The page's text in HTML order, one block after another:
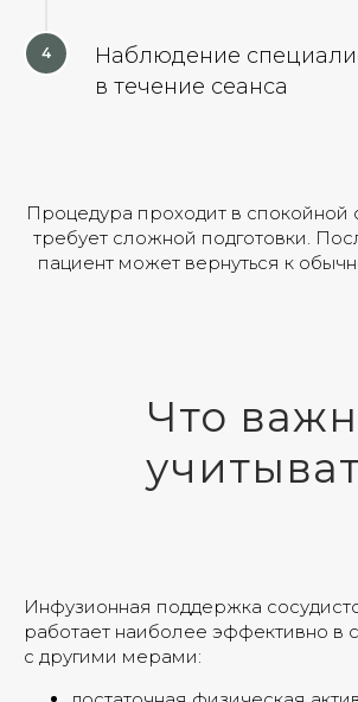
Наблюдение
в течение сеанса
Процедура проходит в спокойной
требует сложной подготовки.
пациент может вернуться к
Что
Инфузионная поддержка
работает наиболее эффективно в
с другими мерами: